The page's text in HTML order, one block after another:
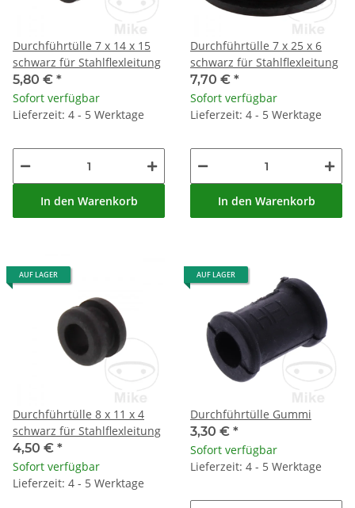
Durchführtülle 7 x 14 x 15
schwarz für Stahlflexleitung
5,80 € *
Sofort verfügbar
Lieferzeit: 4 - 5 Werktage
In den Warenkorb
Durchführtülle 7 x 25 x 6
schwarz für Stahlflexleitung
7,70 € *
Sofort verfügbar
Lieferzeit: 4 - 5 Werktage
In den Warenkorb
AUF LAGER
Durchführtülle 8 x 11 x 4
schwarz für Stahlflexleitung
4,50 € *
Sofort verfügbar
Lieferzeit: 4 - 5 Werktage
AUF LAGER
Durchführtülle Gummi
3,30 € *
Sofort verfügbar
Lieferzeit: 4 - 5 Werktage